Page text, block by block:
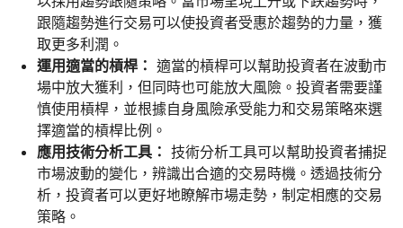
跟隨趨勢進行交易可以使投資者受惠於趨勢的力量，獲
取更多利潤。
運用適當的槓桿： 適當的槓桿可以幫助投資者在波動市
場中放大獲利，但同時也可能放大風險。投資者需要謹
慎使用槓桿，並根據自身風險承受能力和交易策略來選
擇適當的槓桿比例。
應用技術分析工具： 技術分析工具可以幫助投資者捕捉
市場波動的變化，辨識出合適的交易時機。透過技術分
析，投資者可以更好地瞭解市場走勢，制定相應的交易
策略。